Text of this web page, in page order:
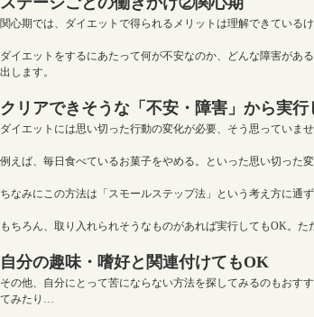
関心期では、ダイエットで得られるメリットは理解できている
ダイエットをするにあたって何が不安なのか、どんな障害があ
出します。
クリアできそうな「不安・障害」から実行
ダイエットには思い切った行動の変化が必要、そう思っていま
例えば、毎日食べているお菓子をやめる。といった思い切った
ちなみにこの方法は「スモールステップ法」という考え方に通
もちろん、取り入れられそうなものがあれば実行してもOK。
自分の趣味・嗜好と関連付けてもOK
その他、自分にとって苦にならない方法を探してみるのもおす
てみたり…